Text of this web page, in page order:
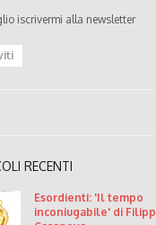
iscrivermi alla newsletter
RECENTI
Esordienti: 'Il tempo
inconiugabile' di